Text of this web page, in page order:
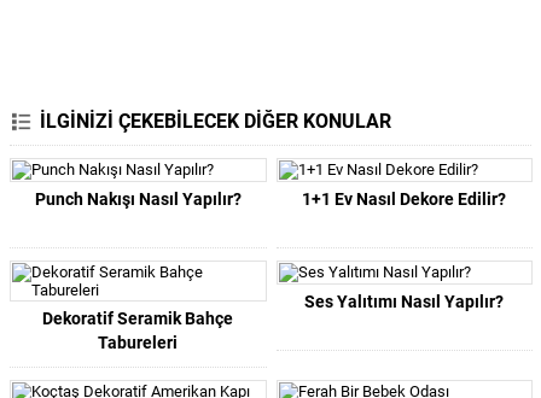
İLGİNİZİ ÇEKEBİLECEK DİĞER KONULAR
Punch Nakışı Nasıl Yapılır? 1+1 Ev Nasıl Dekore Edilir?
Dekoratif Seramik Bahçe
Tabureleri
Ses Yalıtımı Nasıl Yapılır?